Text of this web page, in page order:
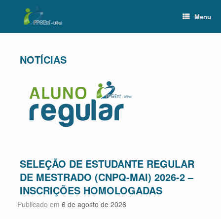
Menu
SELEÇÃO DE ESTUDANTE REGULAR
DE MESTRADO (CNPQ-MAI) 2026-2 –
INSCRIÇÕES HOMOLOGADAS
Publicado em 6 de agosto de 2026